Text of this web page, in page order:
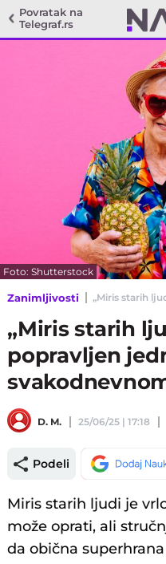
Povratak na
Telegraf.rs
Foto: Shutterstock
Zanimljivosti „Miris starih
„Miris starih
popravljen
D. M. 25/06/25 | 17:18
Podeli
Miris starih ljudi je
može oprati, ali
da obična